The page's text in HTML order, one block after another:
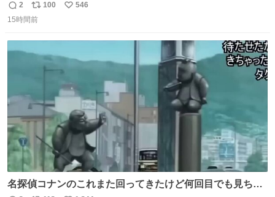
返
信
2
リ
ポ
100
い
546
15時間前
名探偵コナンのこれまた回ってきたけど何回目でも見ちゃ